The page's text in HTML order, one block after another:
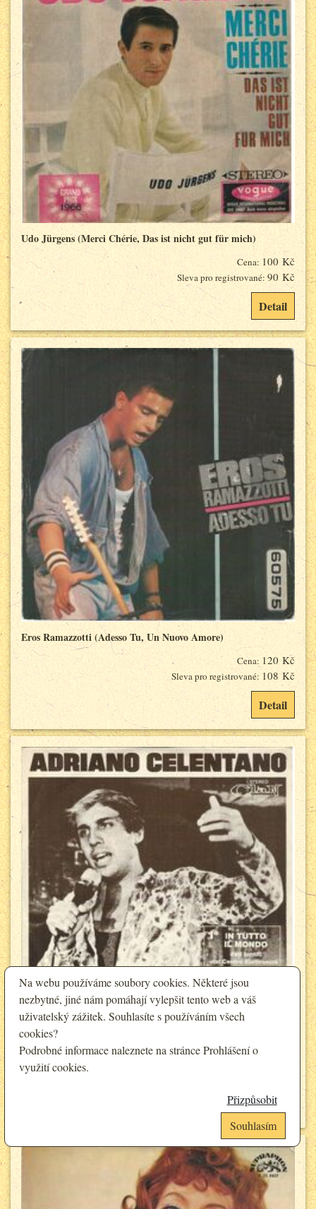
Udo Jürgens (Merci Chérie, Das ist nicht gut für mich)
Cena: 100 Kč
Sleva pro registrované: 90 Kč
Detail
Eros Ramazzotti (Adesso Tu, Un Nuovo Amore)
Cena: 120 Kč
Sleva pro registrované: 108 Kč
Detail
Adriano Celentano (Prisencólinensináinciúsol, Disc Jockey)
Detail
Na webu používáme soubory cookies. Některé jsou
nezbytné, jiné nám pomáhají vylepšit tento web a váš
uživatelský zážitek. Souhlasíte s používáním všech
cookies?
Podrobné informace naleznete na stránceProhlášení o
využití cookies.
Přizpůsobit
Souhlasím
Funkční cookies (vždy aktivní)
Jsou vyžadovány pro správnou funkčnost webu. Bez těchto cookies nemusí
web fungovat správně. Ve výchozím nastavení jsou povoleny a nelze je
Analytické cookies
Umožňují nám sbírat data o návštěvnosti webových stránek za účelem
zlepšení poskytovaných služeb. Neslouží k marketingových účelům.
Analytické a preferenční cookies